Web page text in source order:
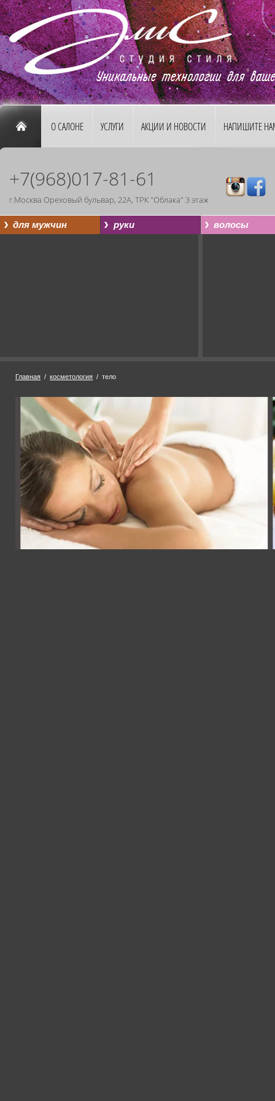
О САЛОНЕ УСЛУГИ АКЦИИ И НОВОСТИ НАПИШИТЕ
+7(968)017-81-61
г.Москва Ореховый бульвар, 22А, ТРК "Облака" 3 этаж
для мужчин руки волосы
Главная / косметология / тело